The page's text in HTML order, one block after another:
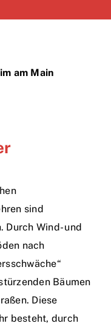
am Main
sind
Durch Wind- und
nach
Bäumen
Diese
besteht, durch